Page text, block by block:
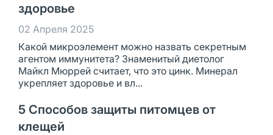
здоровье
02 Апреля 2025
Какой микроэлемент можно назвать секретным
агентом иммунитета? Знаменитый диетолог
Майкл Мюррей считает, что это цинк. Минерал
укрепляет здоровье и вл...
5 Способов защиты питомцев от
клещей